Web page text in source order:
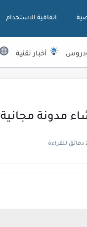
اتفاقية الاستخدام
أخبار تقنية
مدونة مجانية